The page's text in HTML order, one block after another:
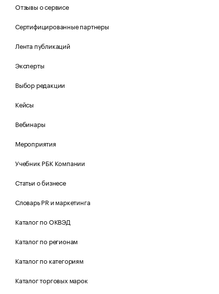
Отзывы о сервисе
Сертифицированные партнеры
Лента публикаций
Эксперты
Выбор редакции
Кейсы
Вебинары
Мероприятия
Учебник РБК Компании
Статьи о бизнесе
Словарь PR и маркетинга
Каталог по ОКВЭД
Каталог по регионам
Каталог по категориям
Каталог торговых марок